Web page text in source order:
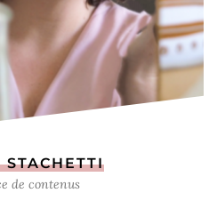
STACHETTI
de contenus